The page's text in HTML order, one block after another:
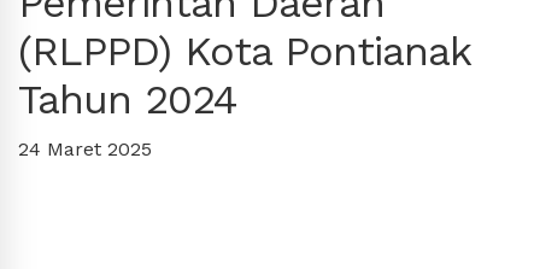
(RLPPD) Kota Pontianak
Tahun 2024
24 Maret 2025